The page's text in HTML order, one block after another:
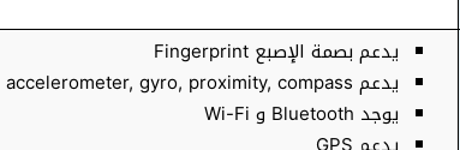
يدعم بصمة الإصبع Fingerprint
يدعم accelerometer, gyro, proximity, compass
يوجد Bluetooth و Wi-Fi